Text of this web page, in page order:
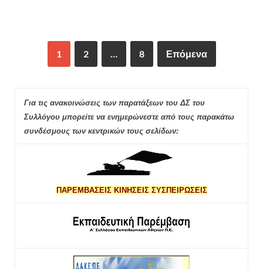
1 2 8 Επόμενα
Για τις ανακοινώσεις των παρατάξεων του ΔΣ του
Συλλόγου μπορείτε να ενημερώνεστε από τους παρακάτω
συνδέσμους των κεντρικών τους σελίδων:
ΠΑΡΕΜΒΑΣΕΙΣ ΚΙΝΗΣΕΙΣ ΣΥΣΠΕΙΡΩΣΕΙΣ